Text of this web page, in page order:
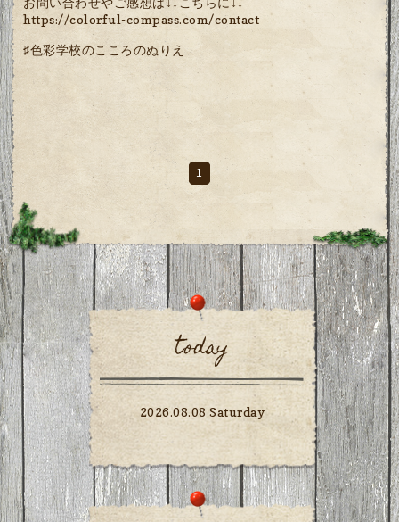
https://colorful-compass.com/contact
♯色彩学校のこころのぬりえ
1
today
2026.08.08 Saturday